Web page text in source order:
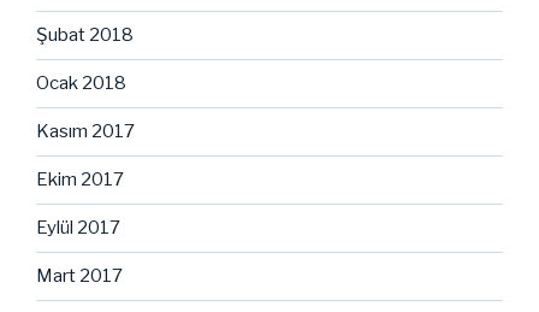
Şubat 2018
Ocak 2018
Kasım 2017
Ekim 2017
Eylül 2017
Mart 2017